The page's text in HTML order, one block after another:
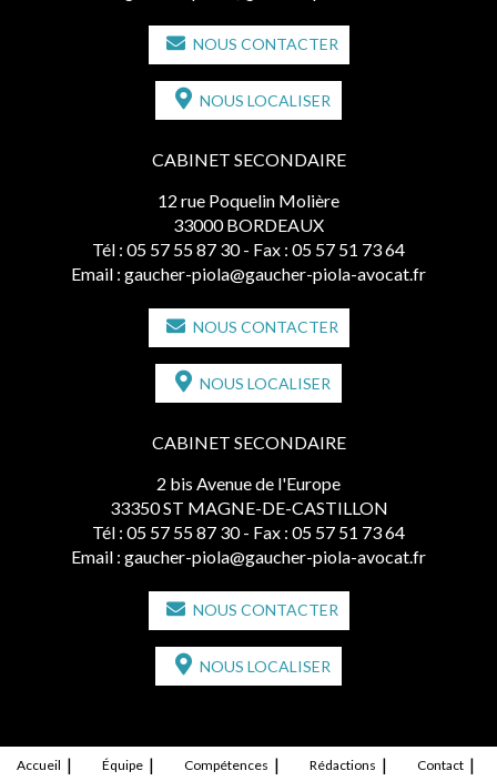
NOUS CONTACTER
NOUS LOCALISER
CABINET SECONDAIRE
12 rue Poquelin Molière
33000 BORDEAUX
Tél : 05 57 55 87 30 - Fax : 05 57 51 73 64
Email : gaucher-piola@gaucher-piola-avocat.fr
NOUS CONTACTER
NOUS LOCALISER
CABINET SECONDAIRE
2 bis Avenue de l'Europe
33350 ST MAGNE-DE-CASTILLON
Tél : 05 57 55 87 30 - Fax : 05 57 51 73 64
Email : gaucher-piola@gaucher-piola-avocat.fr
NOUS CONTACTER
NOUS LOCALISER
Accueil Équipe Compétences Rédactions Contact